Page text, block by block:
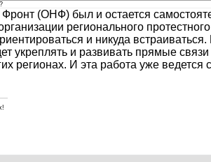
(ОНФ) был и остается
регионального
и никуда
укреплять и развивать прямые
регионах. И эта работа уже